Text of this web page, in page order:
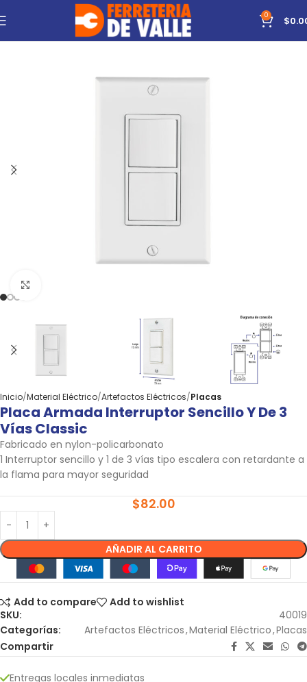
0 $
Inicio Material Eléctrico Artefactos Eléctricos Placas
Placa Armada Interruptor Sencillo Y De 3
Vías Classic
Fabricado en nylon-policarbonato
1 Interruptor sencillo y 1 de 3 vías tipo escalera con retardante a
la flama para mayor seguridad
$82.00
AÑADIR AL CARRITO
Add to compare
Add to wishlist
SKU:
40019
Categorías:
Artefactos Eléctricos,Material Eléctrico,Placas
Compartir
Entregas locales inmediatas